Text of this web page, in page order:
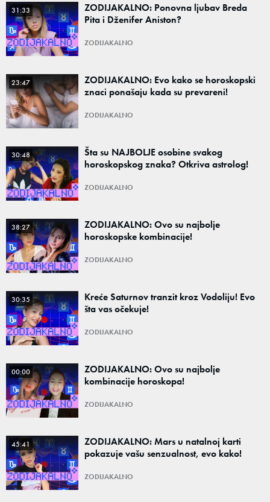
31:33
ZODIJAKALNO: Ponovna ljubav Breda
Pita i Dženifer Aniston?
ZODIJAKALNO
23:47
ZODIJAKALNO: Evo kako se horoskopski
znaci ponašaju kada su prevareni!
ZODIJAKALNO
30:48
Šta su NAJBOLJE osobine svakog
horoskopskog znaka? Otkriva astrolog!
ZODIJAKALNO
38:27
ZODIJAKALNO: Ovo su najbolje
horoskopske kombinacije!
ZODIJAKALNO
30:35
Kreće Saturnov tranzit kroz Vodoliju! Evo
šta vas očekuje!
ZODIJAKALNO
00:00
ZODIJAKALNO: Ovo su najbolje
kombinacije horoskopa!
ZODIJAKALNO
45:41
ZODIJAKALNO: Mars u natalnoj karti
pokazuje vašu senzualnost, evo kako!
ZODIJAKALNO